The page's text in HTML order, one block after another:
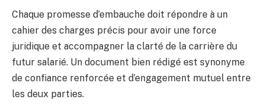
Chaque promesse d’embauche doit répondre à un
cahier des charges précis pour avoir une force
juridique et accompagner la clarté de la carrière du
futur salarié. Un document bien rédigé est synonyme
de confiance renforcée et d’engagement mutuel entre
les deux parties.